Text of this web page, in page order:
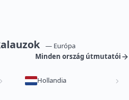
— Európa
Minden ország útmutatói
Hollandia